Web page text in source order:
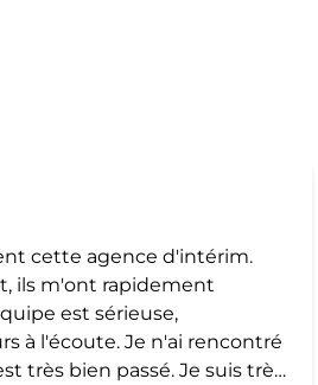
cette agence d'intérim.
ils m'ont rapidement
est sérieuse,
à l'écoute. Je n'ai rencontré
très bien passé. Je suis très